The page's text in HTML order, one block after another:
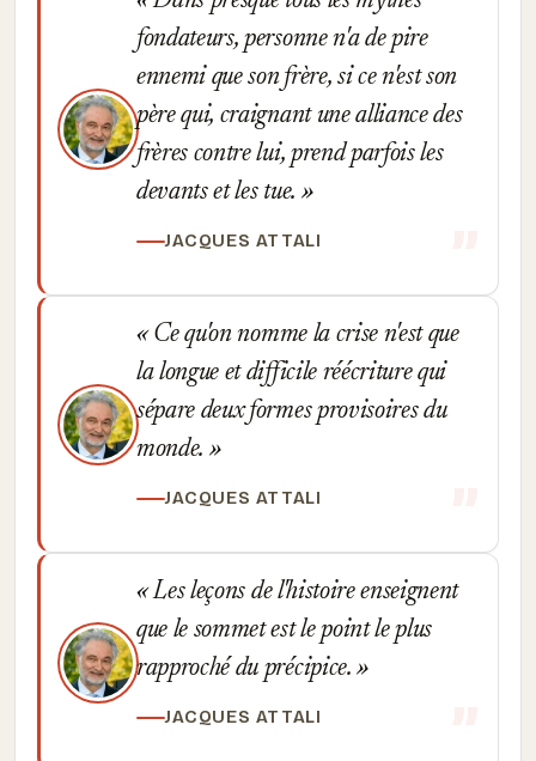
fondateurs, personne n'a de pire
ennemi que son frère, si ce n'est son
père qui, craignant une alliance des
frères contre lui, prend parfois les
devants et les tue.
JACQUES ATTALI
Ce qu'on nomme la crise n'est que
la longue et difficile réécriture qui
sépare deux formes provisoires du
monde.
JACQUES ATTALI
Les leçons de l'histoire enseignent
que le sommet est le point le plus
rapproché du précipice.
JACQUES ATTALI